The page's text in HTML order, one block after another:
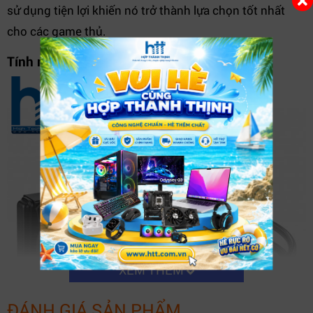
sử dụng tiện lợi khiến nó trở thành lựa chọn tốt nhất
cho các game thủ.
Tính năng nổi bật
XEM THÊM